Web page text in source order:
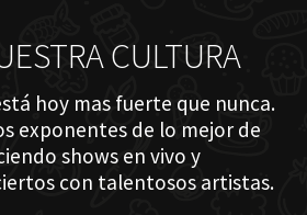
CULTURA
hoy mas fuerte que nunca.
exponentes de lo mejor de
shows en vivo y
con talentosos artistas.